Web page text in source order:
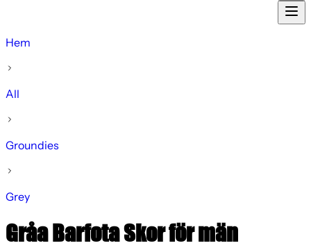
Hem
All
Groundies
Grey
Gråa Barfota Skor för män